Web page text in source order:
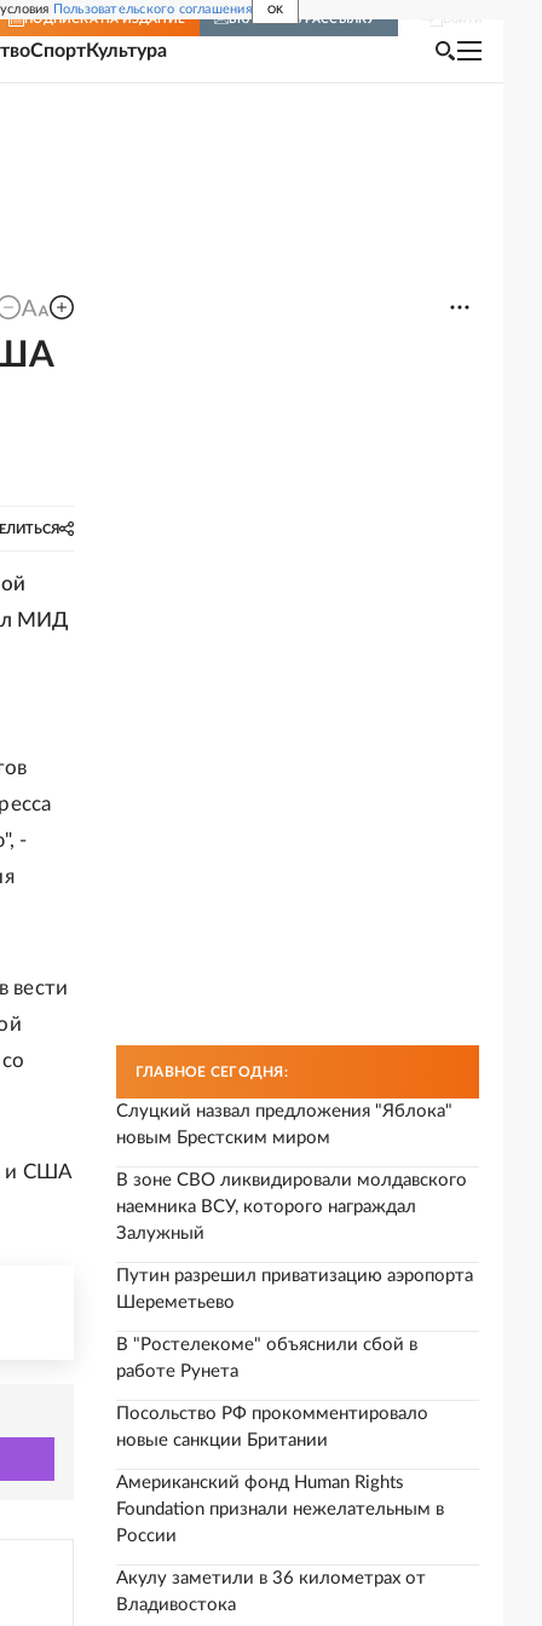
Пользовательского соглашения OK
ПОДПИСКА НА ИЗДАНИЕ ВКЛЮЧИТЬ РАССЫЛКУ
СпортКультура
МИД
-
вести
и США
ГЛАВНОЕ СЕГОДНЯ:
Слуцкий назвал предложения "Яблока"
новым Брестским миром
В зоне СВО ликвидировали молдавского
наемника ВСУ, которого награждал
Залужный
Путин разрешил приватизацию аэропорта
Шереметьево
В "Ростелекоме" объяснили сбой в
работе Рунета
Посольство РФ прокомментировало
новые санкции Британии
Американский фонд Human Rights
Foundation признали нежелательным в
России
Акулу заметили в 36 километрах от
Владивостока